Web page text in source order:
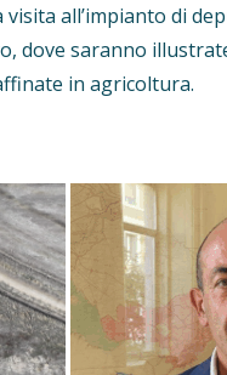
all’impianto di
dove saranno
in agricoltura.